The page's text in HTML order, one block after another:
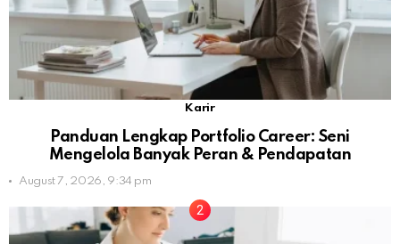
Karir
Panduan Lengkap Portfolio Career: Seni
Mengelola Banyak Peran & Pendapatan
August 7, 2026, 9:34 pm